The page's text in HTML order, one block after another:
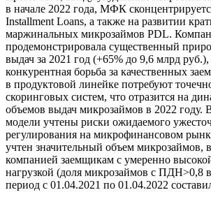
в начале 2022 года, МФК
Installment Loans, а также на развитии
маржинальных микрозаймов PDL.
продемонстрировала существенный
выдач за 2021 год (+65% до 9,6 млрд
конкурентная борьба за качественных
в продуктовой линейке потребуют
скоринговых систем, что отразится на
объемов выдач микрозаймов в 2022 году.
модели учтены риски ожидаемого
регулирования на микрофинансовом
учтен значительный объем микрозаймов,
компанией заемщикам с умеренно
нагрузкой (доля микрозаймов с ПДН>0,8
период с 01.04.2021 по 01.04.2022